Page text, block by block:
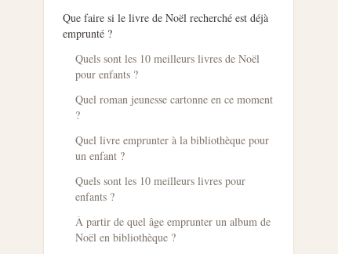
Que faire si le livre de Noël recherché est déjà
emprunté ?
Quels sont les 10 meilleurs livres de Noël
pour enfants ?
Quel roman jeunesse cartonne en ce moment
?
Quel livre emprunter à la bibliothèque pour
un enfant ?
Quels sont les 10 meilleurs livres pour
enfants ?
À partir de quel âge emprunter un album de
Noël en bibliothèque ?